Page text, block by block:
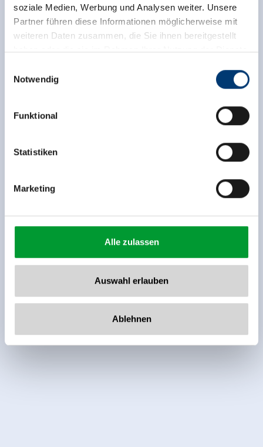
soziale Medien, Werbung und Analysen weiter. Unsere
Partner führen diese Informationen möglicherweise mit
weiteren Daten zusammen, die Sie ihnen bereitgestellt
haben oder die sie im Rahmen Ihrer Nutzung der Dienste
Rohr 23// A-6280 Zell am Ziller
www.zillertalarena.com
Notwendig
Funktional
Statistiken
Marketing
Alle zulassen
Auswahl erlauben
Ablehnen